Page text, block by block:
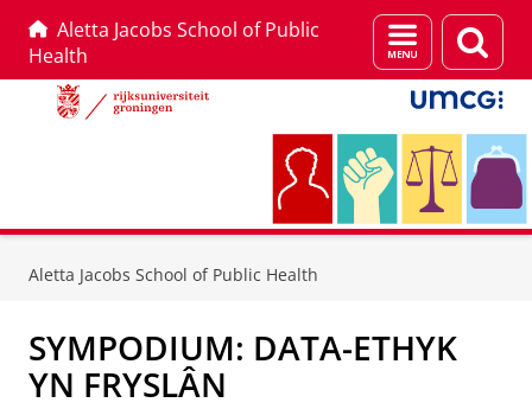
Aletta Jacobs School of Public
Health
Menu
en
zoeken
Aletta Jacobs School of Public Health
SYMPODIUM: DATA-ETHYK
YN FRYSLÂN